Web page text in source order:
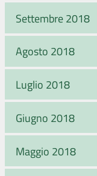
Settembre 2018
Agosto 2018
Luglio 2018
Giugno 2018
Maggio 2018